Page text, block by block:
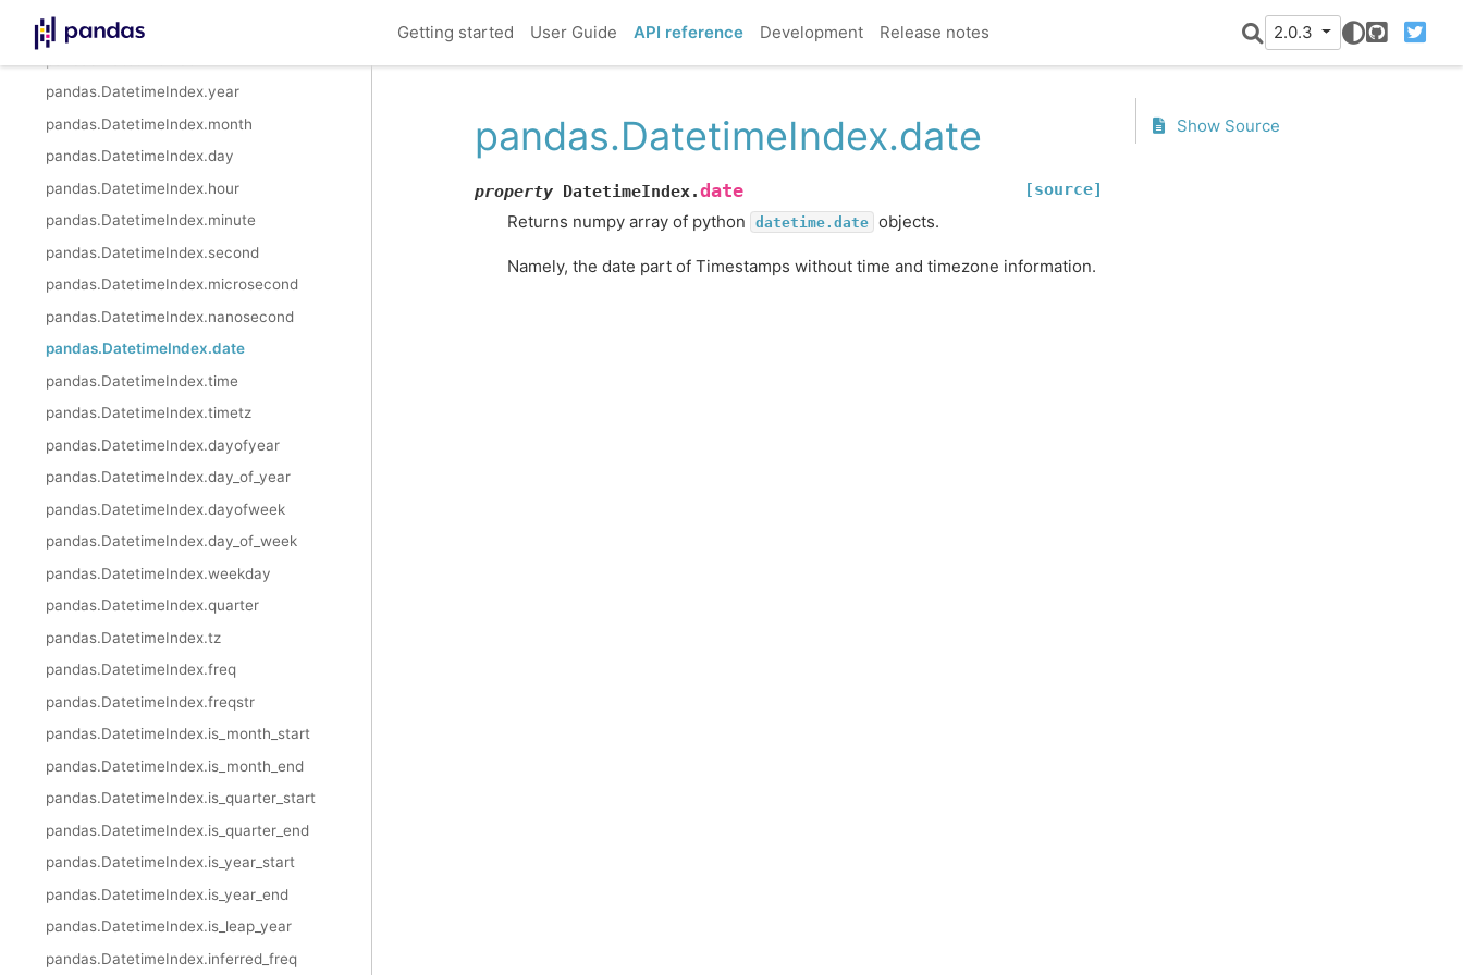
Getting started User Guide API reference Development Release notes 2.0.3
GitHubTwitter
pandas.MultiIndex.get_level_values
pandas.DatetimeIndex.year
pandas.DatetimeIndex.month
pandas.DatetimeIndex.day
pandas.DatetimeIndex.hour
pandas.DatetimeIndex.minute
pandas.DatetimeIndex.second
pandas.DatetimeIndex.microsecond
pandas.DatetimeIndex.nanosecond
pandas.DatetimeIndex.date
pandas.DatetimeIndex.time
pandas.DatetimeIndex.timetz
pandas.DatetimeIndex.dayofyear
pandas.DatetimeIndex.day_of_year
pandas.DatetimeIndex.dayofweek
pandas.DatetimeIndex.day_of_week
pandas.DatetimeIndex.weekday
pandas.DatetimeIndex.quarter
pandas.DatetimeIndex.tz
pandas.DatetimeIndex.freq
pandas.DatetimeIndex.freqstr
pandas.DatetimeIndex.is_month_start
pandas.DatetimeIndex.is_month_end
pandas.DatetimeIndex.is_quarter_start
pandas.DatetimeIndex.is_quarter_end
pandas.DatetimeIndex.is_year_start
pandas.DatetimeIndex.is_year_end
pandas.DatetimeIndex.is_leap_year
pandas.DatetimeIndex.inferred_freq
pandas.DatetimeIndex.date
property DatetimeIndex.date [source]
Returns numpy array of python datetime.date objects.
Namely, the date part of Timestamps without time and timezone information.
Show Source